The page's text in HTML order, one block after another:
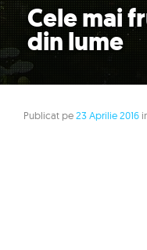
Cele mai
din lume
Publicat pe23 Aprilie 2016